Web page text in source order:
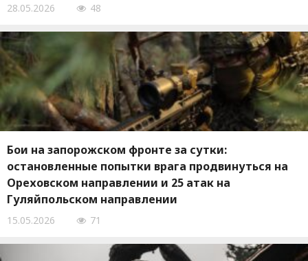
28.05.2026 48
Бои на запорожском фронте за сутки:
остановленные попытки врага продвинуться на
Ореховском направлении и 25 атак на
Гуляйпольском направлении
15.05.2026 71